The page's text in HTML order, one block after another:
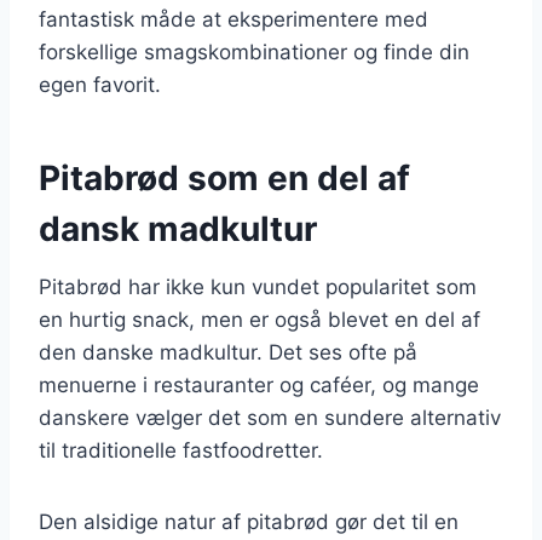
fantastisk måde at eksperimentere med
forskellige smagskombinationer og finde din
egen favorit.
Pitabrød som en del af
dansk madkultur
Pitabrød har ikke kun vundet popularitet som
en hurtig snack, men er også blevet en del af
den danske madkultur. Det ses ofte på
menuerne i restauranter og caféer, og mange
danskere vælger det som en sundere alternativ
til traditionelle fastfoodretter.
Den alsidige natur af pitabrød gør det til en